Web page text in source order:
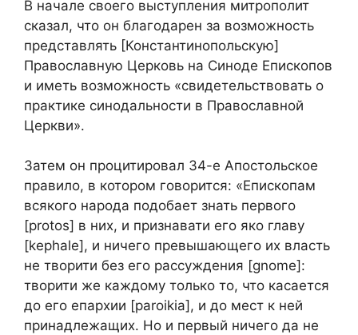
В начале своего выступления митрополит
сказал, что он благодарен за возможность
представлять [Константинопольскую]
Православную Церковь на Синоде Епископов
и иметь возможность «свидетельствовать о
практике синодальности в Православной
Церкви».
Затем он процитировал 34-е Апостольское
правило, в котором говорится: «Епископам
всякого народа подобает знать первого
[protos] в них, и признавати его яко главу
[kephale], и ничего превышающего их власть
не творити без его рассуждения [gnome]:
творити же каждому только то, что касается
до его епархии [paroikia], и до мест к ней
принадлежащих. Но и первый ничего да не